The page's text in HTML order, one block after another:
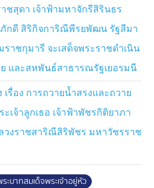
ะสานเสียงถวายพระพรชัยมงคล
ร์ล ที่ 16 กุสตาฟแห่งสวีเดน จาก
ไปยังศาลาว่าการกรุง
มงานถวายพระกระยาหารกลาง
สมเด็จพระราชาธิบดีคาร์ล ที่ 16
ทศบาลกรุงสตอกโฮล์มเป็นเจ้า
เด็จพระเจ้าอยู่หัว และสมเด็จ
นี จะเสด็จพระราชดำเนินไปยัง
โฮล์ม เพื่อทรงร่วมงานถวายพระ
ทานเลี้ยงอาหารค่ำอย่างเป็น
มุข พระราชวงศ์ต่างประเทศ
าน ซึ่งสมเด็จพระราชาธิบดี
ดน ทรงเป็นเจ้าภาพ
ชสุดา เจ้าฟ้ามหาจักรีสิรินธร
กดี สิริกิจการิณีพีรยพัฒน รัฐสีมา
าชกุมารี จะเสด็จพระราชดำเนิน
และสหพันธ์สาธารณรัฐเยอรมนี
รื่อง การถวายน้ำสรงและถวาย
เจ้าลูกเธอ เจ้าฟ้าพัชรกิติยาภา
วงราชสาริณีสิริพัชร มหาวัชรราช
ะบาทสมเด็จพระเจ้าอยู่หัว